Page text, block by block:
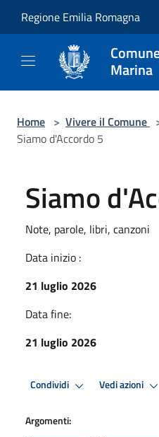
Regione Emilia Romagna
Marina
Home > Vivere il Comune
Siamo d'Accordo 5
Siamo
Note, parole, libri, canzoni
Data inizio :
21 luglio 2026
Data fine:
21 luglio 2026
Condividi Vedi azioni
Argomenti: